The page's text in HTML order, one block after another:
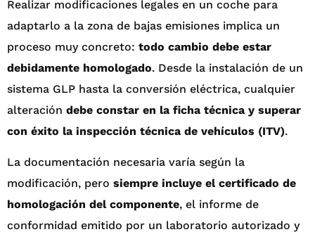
Realizar modificaciones legales en un coche para
adaptarlo a la zona de bajas emisiones implica un
proceso muy concreto: todo cambio debe estar
debidamente homologado. Desde la instalación de un
sistema GLP hasta la conversión eléctrica, cualquier
alteración debe constar en la ficha técnica y superar
con éxito la inspección técnica de vehículos (ITV).
La documentación necesaria varía según la
modificación, pero siempre incluye el certificado de
homologación del componente, el informe de
conformidad emitido por un laboratorio autorizado y